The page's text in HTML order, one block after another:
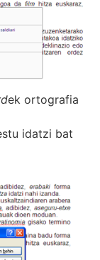
ek ortografia
idatzi bat